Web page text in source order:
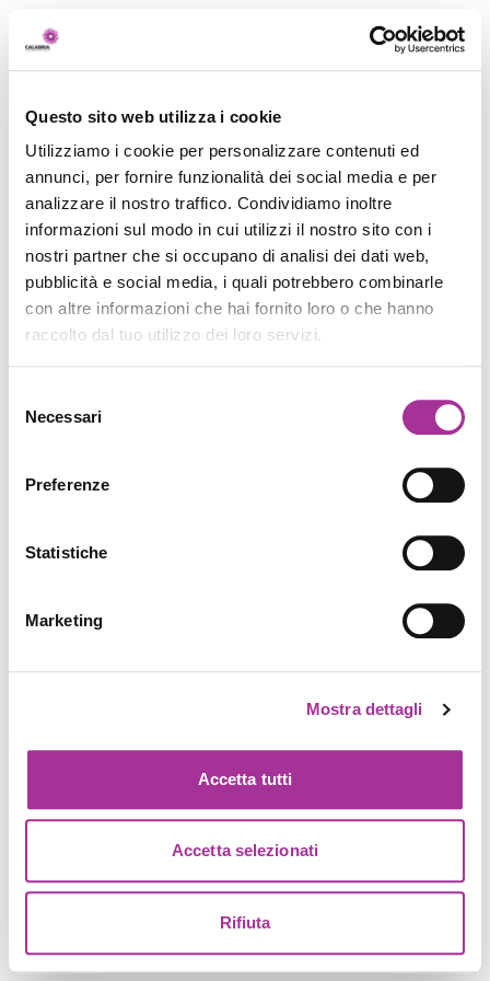
Questo sito web utilizza i cookie
Utilizziamo i cookie per personalizzare contenuti ed
annunci, per fornire funzionalità dei social media e per
analizzare il nostro traffico. Condividiamo inoltre
informazioni sul modo in cui utilizzi il nostro sito con i
nostri partner che si occupano di analisi dei dati web,
pubblicità e social media, i quali potrebbero combinarle
con altre informazioni che hai fornito loro o che hanno
raccolto dal tuo utilizzo dei loro servizi.
delNecessari
Preferenze
Statistiche
Marketing
Mostra dettagli
Accetta tutti
Accetta selezionati
Rifiuta